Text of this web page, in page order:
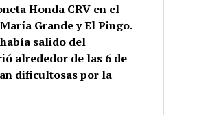
Honda CRV en el
Grande y El Pingo.
salido del
alrededor de las 6 de
dificultosas por la